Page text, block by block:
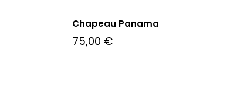
Chapeau Panama
75,00 €